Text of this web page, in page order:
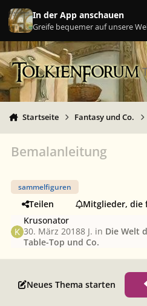
Zu Inhalt springen
In der App anschauen
Greife bequemer auf unsere
Startseite Fantasy und Co.
Bemalanleitung
sammelfiguren
Teilen
Mitglieder, die
Krusonator
30. März 20188 J. in Die Welt
Table-Top und Co.
Neues Thema starten